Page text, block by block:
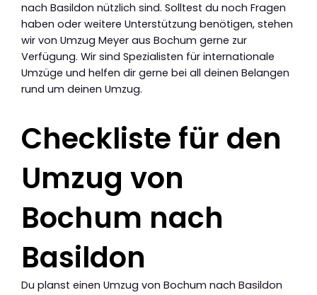
nach Basildon nützlich sind. Solltest du noch Fragen
haben oder weitere Unterstützung benötigen, stehen
wir von Umzug Meyer aus Bochum gerne zur
Verfügung. Wir sind Spezialisten für internationale
Umzüge und helfen dir gerne bei all deinen Belangen
rund um deinen Umzug.
Checkliste für den
Umzug von
Bochum nach
Basildon
Du planst einen Umzug von Bochum nach Basildon